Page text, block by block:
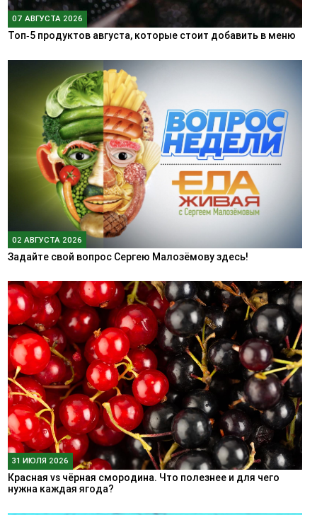
07 АВГУСТА 2026
Топ‑5 продуктов августа, которые стоит добавить в меню
02 АВГУСТА 2026
Задайте свой вопрос Сергею Малозёмову здесь!
31 ИЮЛЯ 2026
Красная vs чёрная смородина. Что полезнее и для чего
нужна каждая ягода?